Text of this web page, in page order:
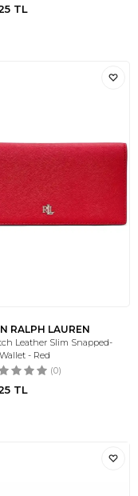
TL
RALPH LAUREN
Leather Slim Snapped-
- Red
(0)
TL